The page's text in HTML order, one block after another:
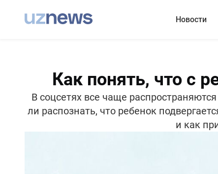
Новости
Как понять, что с
В соцсетях все чаще
ли распознать, что ребенок
и как